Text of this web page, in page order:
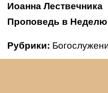
Иоанна Лествечника
Проповедь в
Рубрики: